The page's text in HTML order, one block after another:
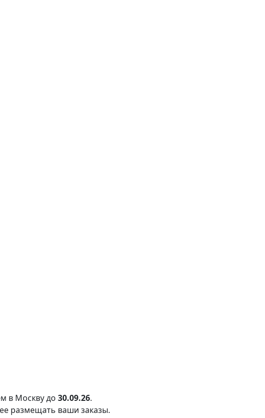
в Москву до 30.09.26.
размещать ваши заказы.